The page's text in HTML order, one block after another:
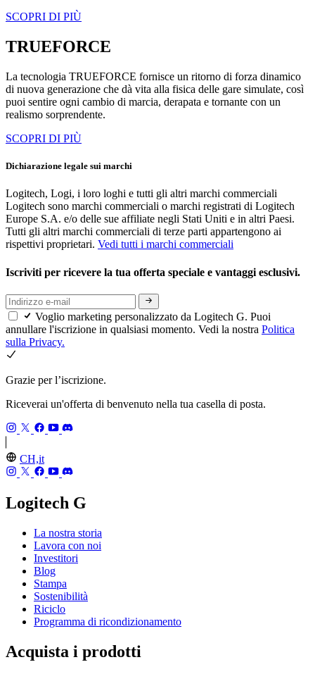
SCOPRI DI PIÙ
TRUEFORCE
La tecnologia TRUEFORCE fornisce un ritorno di forza dinamico
di nuova generazione che dà vita alla fisica delle gare simulate, così
puoi sentire ogni cambio di marcia, derapata e tornante con un
realismo sorprendente.
SCOPRI DI PIÙ
Dichiarazione legale sui marchi
Logitech, Logi, i loro loghi e tutti gli altri marchi commerciali
Logitech sono marchi commerciali o marchi registrati di Logitech
Europe S.A. e/o delle sue affiliate negli Stati Uniti e in altri Paesi.
Tutti gli altri marchi commerciali di terze parti appartengono ai
rispettivi proprietari. Vedi tutti i marchi commerciali
Iscriviti per ricevere la tua offerta speciale e vantaggi esclusivi.
Voglio marketing personalizzato da Logitech G. Puoi
annullare l'iscrizione in qualsiasi momento. Vedi la nostra Politica
sulla Privacy.
Grazie per l’iscrizione.
Riceverai un'offerta di benvenuto nella tua casella di posta.
CH,it
Logitech G
La nostra storia
Lavora con noi
Investitori
Blog
Stampa
Sostenibilità
Riciclo
Programma di ricondizionamento
Acquista i prodotti